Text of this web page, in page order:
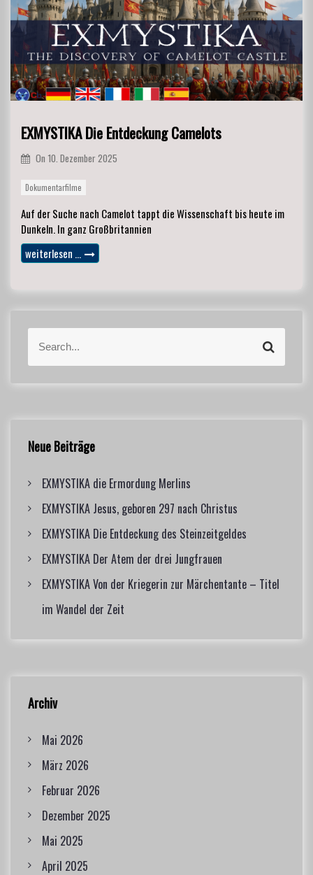
EXMYSTIKA Die Entdeckung Camelots
On 10. Dezember 2025
Dokumentarfilme
Auf der Suche nach Camelot tappt die Wissenschaft bis heute im
Dunkeln. In ganz Großbritannien
weiterlesen …
a
r
o
:
S
r
Neue Beiträge
EXMYSTIKA die Ermordung Merlins
EXMYSTIKA Jesus, geboren 297 nach Christus
EXMYSTIKA Die Entdeckung des Steinzeitgeldes
EXMYSTIKA Der Atem der drei Jungfrauen
EXMYSTIKA Von der Kriegerin zur Märchentante – Titel
im Wandel der Zeit
Archiv
Mai 2026
März 2026
Februar 2026
Dezember 2025
Mai 2025
April 2025